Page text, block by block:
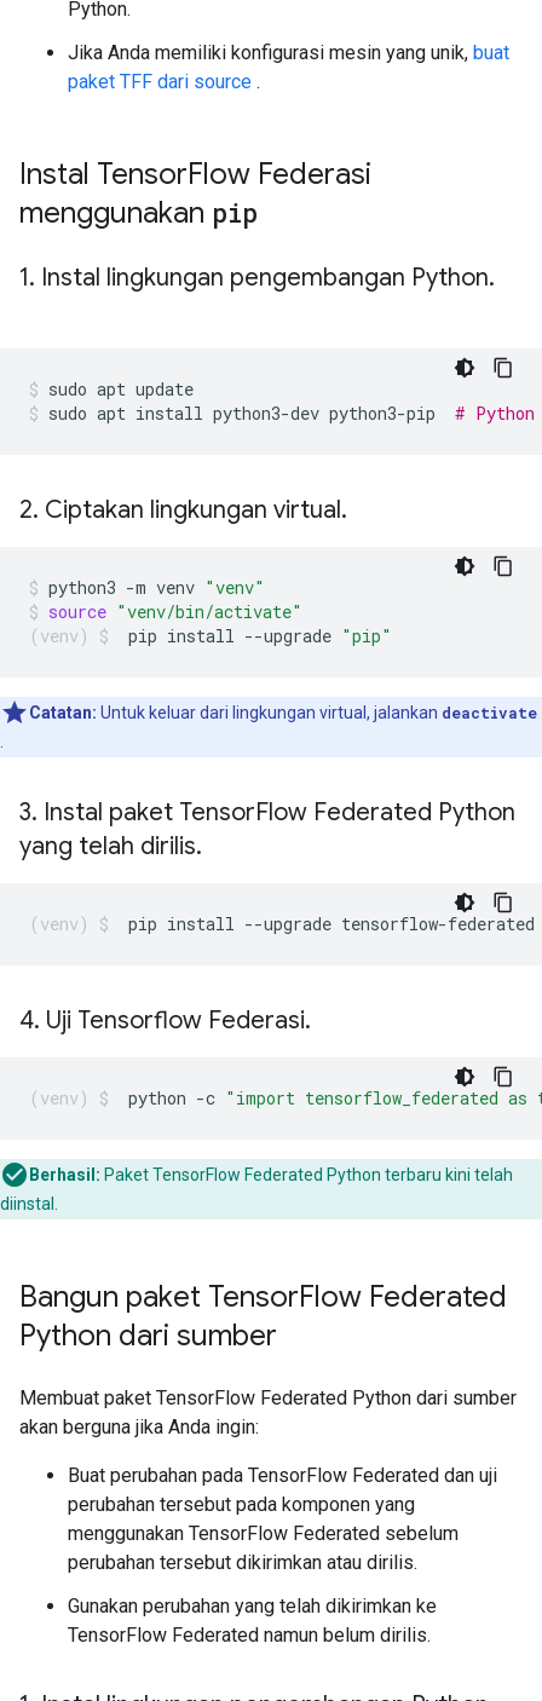
Python.
Jika Anda memiliki konfigurasi mesin yang unik, buat
paket TFF dari source .
Instal TensorFlow Federasi
menggunakan pip
1. Instal lingkungan pengembangan Python.
sudo apt update
sudo apt install python3-dev python3-pip # Python
2. Ciptakan lingkungan virtual.
python3 -m venv "venv"
source "venv/bin/activate"
pip install --upgrade "pip"
Catatan: Untuk keluar dari lingkungan virtual, jalankan deactivate
3. Instal paket TensorFlow Federated Python
yang telah dirilis.
pip install --upgrade tensorflow-federated
4. Uji Tensorflow Federasi.
python -c "import tensorflow_federated
Berhasil: Paket TensorFlow Federated Python terbaru kini telah
diinstal.
Bangun paket TensorFlow Federated
Python dari sumber
Membuat paket TensorFlow Federated Python dari sumber
akan berguna jika Anda ingin:
Buat perubahan pada TensorFlow Federated dan uji
perubahan tersebut pada komponen yang
menggunakan TensorFlow Federated sebelum
perubahan tersebut dikirimkan atau dirilis.
Gunakan perubahan yang telah dikirimkan ke
TensorFlow Federated namun belum dirilis.